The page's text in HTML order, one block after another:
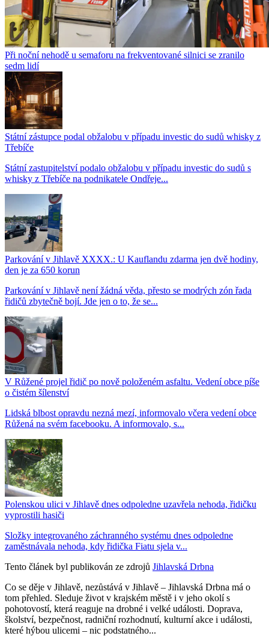
Při noční nehodě u semaforu na frekventované silnici se zranilo
sedm lidí
Státní zástupce podal obžalobu v případu investic do sudů whisky z
Třebíče
Státní zastupitelství podalo obžalobu v případu investic do sudů s
whisky z Třebíče na podnikatele Ondřeje...
Parkování v Jihlavě XXXX.: U Kauflandu zdarma jen dvě hodiny,
den je za 650 korun
Parkování v Jihlavě není žádná věda, přesto se modrých zón řada
řidičů zbytečně bojí. Jde jen o to, že se...
V Růžené projel řidič po nově položeném asfaltu. Vedení obce píše
o čistém šílenství
Lidská blbost opravdu nezná mezí, informovalo včera vedení obce
Růžená na svém facebooku. A informovalo, s...
Polenskou ulici v Jihlavě dnes odpoledne uzavřela nehoda, řidičku
vyprostili hasiči
Složky integrovaného záchranného systému dnes odpoledne
zaměstnávala nehoda, kdy řidička Fiatu sjela v...
Tento článek byl publikován ze zdrojů Jihlavská Drbna
Co se děje v Jihlavě, nezůstává v Jihlavě – Jihlavská Drbna má o
tom přehled. Sleduje život v krajském městě i v jeho okolí s
pohotovostí, která reaguje na drobné i velké události. Doprava,
školství, bezpečnost, radniční rozhodnutí, kulturní akce i události,
které hýbou ulicemi – nic podstatného...